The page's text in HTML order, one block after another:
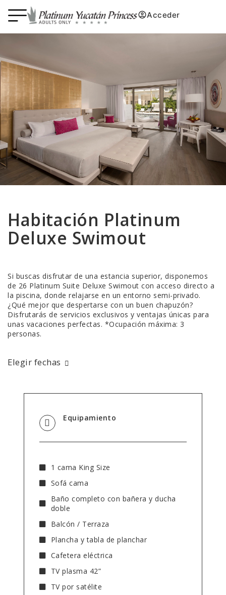
Acceder
Habitación Platinum
Deluxe Swimout
Si buscas disfrutar de una estancia superior, disponemos
de 26 Platinum Suite Deluxe Swimout con acceso directo a
la piscina, donde relajarse en un entorno semi-privado.
¿Qué mejor que despertarse con un buen chapuzón?
Disfrutarás de servicios exclusivos y ventajas únicas para
unas vacaciones perfectas. *Ocupación máxima: 3
personas.
Elegir fechas
Equipamiento
1 cama King Size
Sofá cama
Baño completo con bañera y ducha
doble
Balcón / Terraza
Plancha y tabla de planchar
Cafetera eléctrica
TV plasma 42”
TV por satélite